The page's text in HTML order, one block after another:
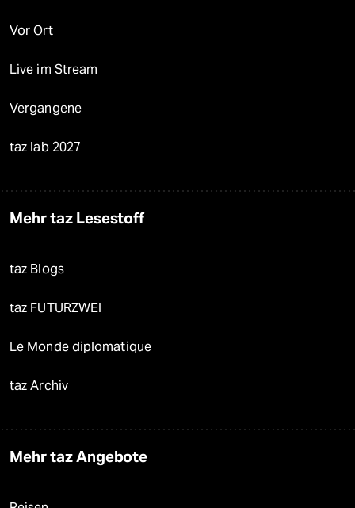
Vor Ort
Live im Stream
Vergangene
taz lab 2027
Mehr taz Lesestoff
taz Blogs
taz FUTURZWEI
Le Monde diplomatique
taz Archiv
Mehr taz Angebote